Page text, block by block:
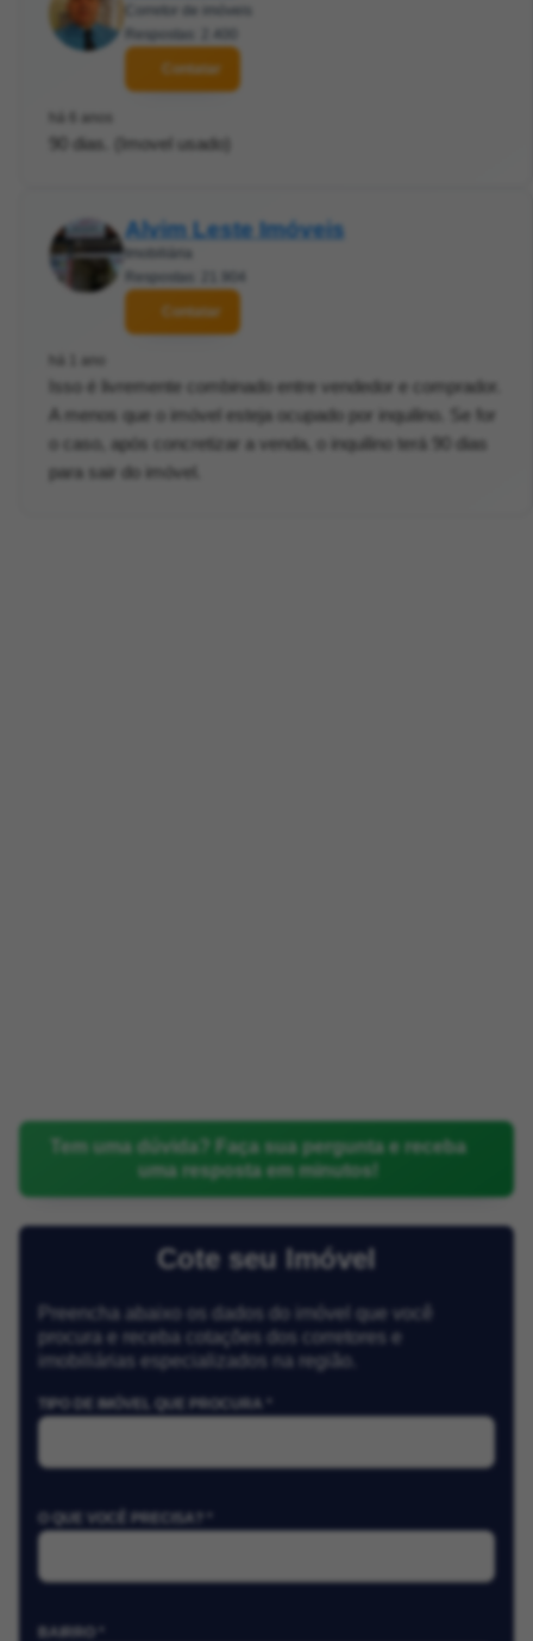
Corretor de imóveis
Respostas: 2.400
Contatar
há 6 anos
90 dias. (Imovel usado)
Alvim Leste Imóveis
Imobiliária
Respostas: 21.904
Contatar
há 1 ano
Isso é livremente combinado entre vendedor e comprador.
A menos que o imóvel esteja ocupado por inquilino. Se for
o caso, após concretizar a venda, o inquilino terá 90 dias
para sair do imóvel.
Tem uma dúvida? Faça sua pergunta e receba
uma resposta em minutos!
Cote seu Imóvel
Preencha abaixo os dados do imóvel que você
procura e receba cotações dos corretores e
imobiliárias especializados na região.
TIPO DE IMÓVEL QUE PROCURA *
O QUE VOCÊ PRECISA? *
BAIRRO *